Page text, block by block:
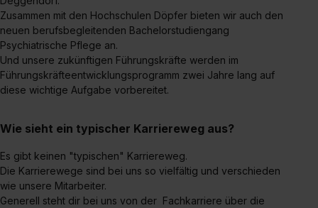
Zusammen mit den Hochschulen Döpfer bieten wir auch den
neuen berufsbegleitenden Bachelorstudiengang
Psychiatrische Pflege an.
Und unsere zukünftigen Führungskräfte werden im
Führungskräfteentwicklungsprogramm zwei Jahre lang auf
diese wichtige Aufgabe vorbereitet.
Wie sieht ein typischer Karriereweg aus?
Es gibt keinen "typischen" Karriereweg.
Die Karrierewege sind bei uns so vielfältig und verschieden
wie unsere Mitarbeiter.
Generell steht dir bei uns von der Fachkarriere über die